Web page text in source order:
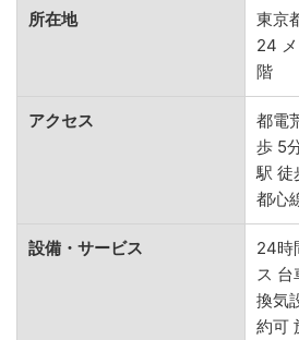
所在地
東京
24
階
アクセス
都電
歩 5
駅 徒
都心
設備・サービス
24時
ス
換気
約可